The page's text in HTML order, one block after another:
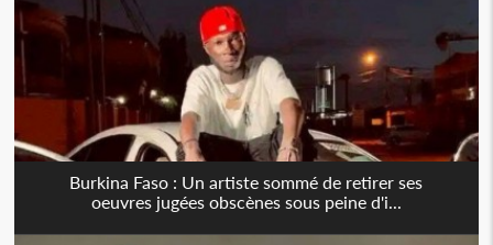
Burkina Faso : Un artiste sommé de retirer ses
oeuvres jugées obscènes sous peine d'i...